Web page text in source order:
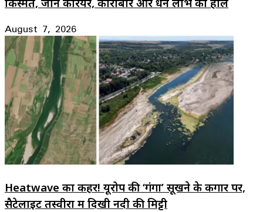
August 7, 2026
Heatwave का कहर! यूरोप की ‘गंगा’ सूखने के कगार पर,
सैटेलाइट तस्वीरों में दिखी नदी की मिट्टी